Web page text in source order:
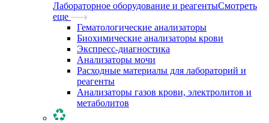
Лабораторное оборудование и реагентыСмотреть
еще
Гематологические анализаторы
Биохимические анализаторы крови
Экспресс-диагностика
Анализаторы мочи
Расходные материалы для лабораторий и
реагенты
Анализаторы газов крови, электролитов и
метаболитов